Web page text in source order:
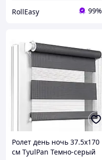
RollEasy 99%
Ролет день ночь 37.5х170
см TyulPan Темно-серый